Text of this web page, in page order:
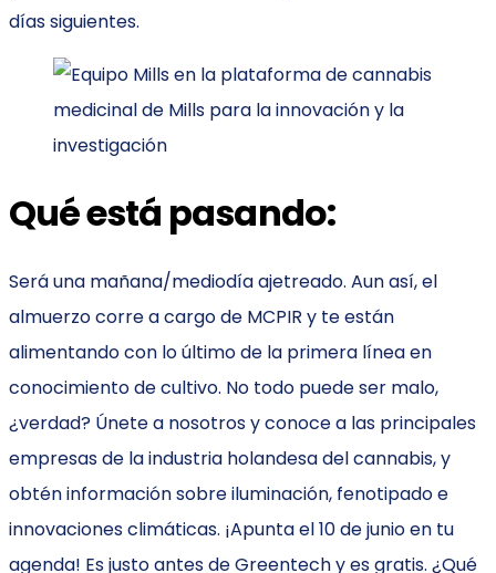
días siguientes.
Qué está pasando:
Será una mañana/mediodía ajetreado. Aun así, el
almuerzo corre a cargo de MCPIR y te están
alimentando con lo último de la primera línea en
conocimiento de cultivo. No todo puede ser malo,
¿verdad? Únete a nosotros y conoce a las principales
empresas de la industria holandesa del cannabis, y
obtén información sobre iluminación, fenotipado e
innovaciones climáticas. ¡Apunta el 10 de junio en tu
agenda! Es justo antes de Greentech y es gratis. ¿Qué